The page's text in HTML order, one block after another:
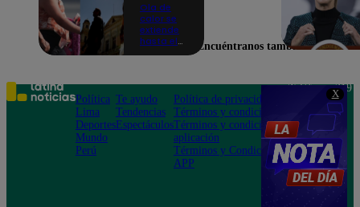
X
Ola de
calor se
extiende
hasta el
Lima y
otras 16
regiones
Encuéntranos también en
Política
Lima
Deportes
Mundo
Perú
Te ayudo
Tendencias
Espectáculos
Política de privacidad
Términos y condiciones
Términos y condiciones
aplicación
Términos y Condiciones
APP
Teléfono: 219
Av. San
Felipe 968
Jesús María